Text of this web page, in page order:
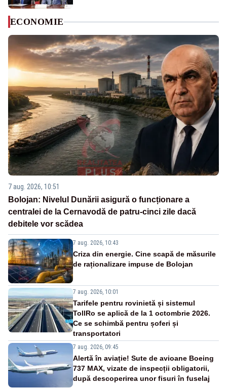
ECONOMIE
7 aug. 2026, 10:51
Bolojan: Nivelul Dunării asigură o funcționare a
centralei de la Cernavodă de patru-cinci zile dacă
debitele vor scădea
7 aug. 2026, 10:43
Criza din energie. Cine scapă de măsurile
de raționalizare impuse de Bolojan
7 aug. 2026, 10:01
Tarifele pentru rovinietă și sistemul
TollRo se aplică de la 1 octombrie 2026.
Ce se schimbă pentru șoferi și
transportatori
7 aug. 2026, 09:45
Alertă în aviație! Sute de avioane Boeing
737 MAX, vizate de inspecții obligatorii,
după descoperirea unor fisuri în fuselaj